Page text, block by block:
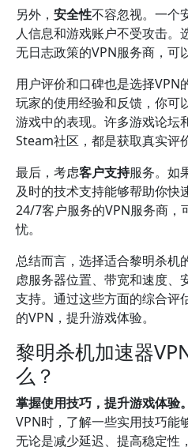
另外， 安全性不容忽视。一个
人信息和游戏账户不受攻击。
无日志政策的VPN服务商，可
用户评价和口碑也是选择VPN
玩家的使用经验和反馈，你可
游戏中的表现。许多游戏论坛
Steam社区，都是获取真实评
最后，考虑客户支持服务。如
及时的技术支持能够帮助你快
24/7客户服务的VPN服务商，
忧。
总结而言，选择适合黎明杀机
虑服务器位置、带宽和速度、
支持。通过这些方面的综合评
的VPN，提升游戏体验。
黎明杀机加速器
么？
掌握使用技巧，提升游戏体验。
VPN时，了解一些实用技巧能
无论是减少延迟、提高稳定性